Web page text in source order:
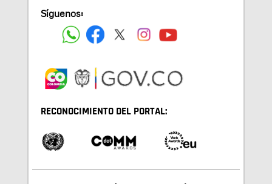
Síguenos:
RECONOCIMIENTO DEL PORTAL: